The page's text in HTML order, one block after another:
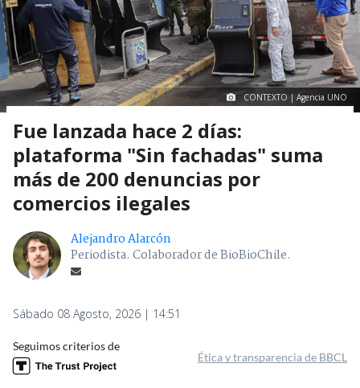
CONTEXTO | Agencia UNO
Fue lanzada hace 2 días:
plataforma "Sin fachadas" suma
más de 200 denuncias por
comercios ilegales
Alejandro Alarcón
Periodista. Colaborador de BioBioChile.
Sábado 08 Agosto, 2026 | 14:51
Seguimos criterios de
Ética y transparencia de BBCL